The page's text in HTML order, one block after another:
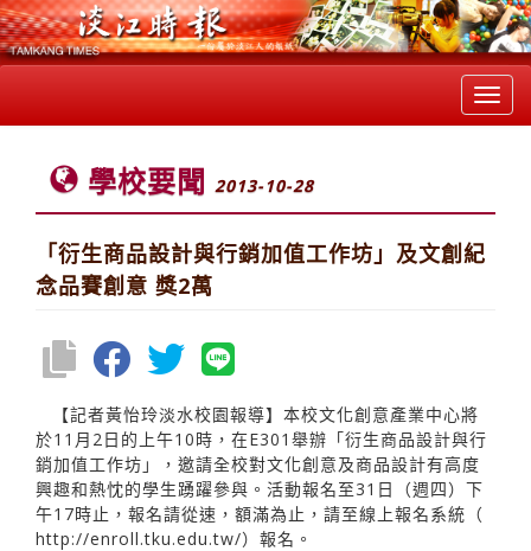
學校要聞 2013-10-28
「衍生商品設計與行銷加值工作坊」及文創紀
念品賽創意 獎2萬
【記者黃怡玲淡水校園報導】本校文化創意產業中心將
於11月2日的上午10時，在E301舉辦「衍生商品設計與行
銷加值工作坊」，邀請全校對文化創意及商品設計有高度
興趣和熱忱的學生踴躍參與。活動報名至31日（週四）下
午17時止，報名請從速，額滿為止，請至線上報名系統（
http://enroll.tku.edu.tw/）報名。